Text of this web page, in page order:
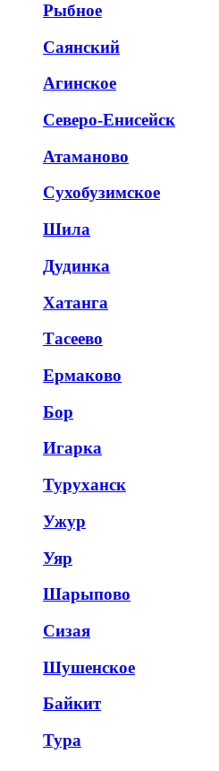
Рыбное
Саянский
Агинское
Северо-Енисейск
Атаманово
Сухобузимское
Шила
Дудинка
Хатанга
Тасеево
Ермаково
Бор
Игарка
Туруханск
Ужур
Уяр
Шарыпово
Сизая
Шушенское
Байкит
Тура